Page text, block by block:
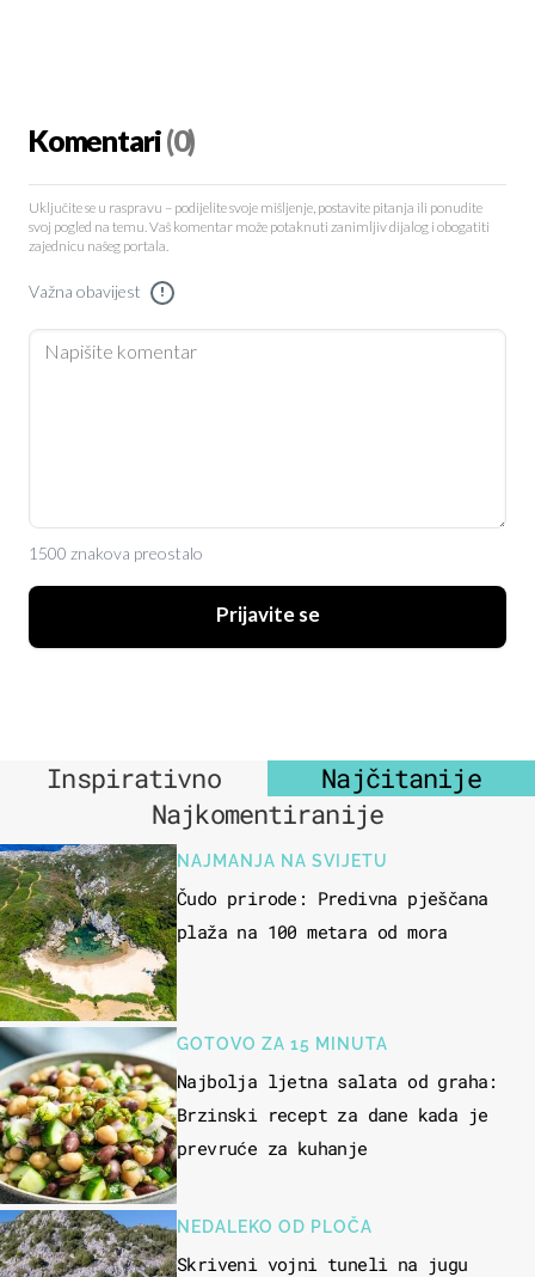
Komentari(0)
Uključite se u raspravu – podijelite svoje mišljenje, postavite pitanja ili ponudite
svoj pogled na temu. Vaš komentar može potaknuti zanimljiv dijalog i obogatiti
zajednicu našeg portala.
Važna obavijest !
1500 znakova preostalo
Prijavite se
Inspirativno
Najčitanije
Najkomentiranije
NAJMANJA NA SVIJETU
Čudo prirode: Predivna pješčana
plaža na 100 metara od mora
GOTOVO ZA 15 MINUTA
Najbolja ljetna salata od graha:
Brzinski recept za dane kada je
prevruće za kuhanje
NEDALEKO OD PLOČA
Skriveni vojni tuneli na jugu